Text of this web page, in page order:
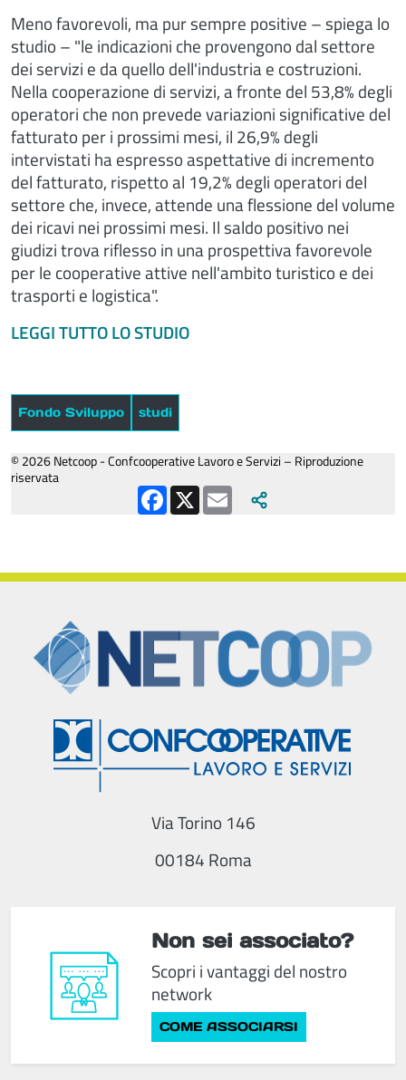
Meno favorevoli, ma pur sempre positive – spiega lo
studio – "le indicazioni che provengono dal settore
dei servizi e da quello dell'industria e costruzioni.
Nella cooperazione di servizi, a fronte del 53,8% degli
operatori che non prevede variazioni significative del
fatturato per i prossimi mesi, il 26,9% degli
intervistati ha espresso aspettative di incremento
del fatturato, rispetto al 19,2% degli operatori del
settore che, invece, attende una flessione del volume
dei ricavi nei prossimi mesi. Il saldo positivo nei
giudizi trova riflesso in una prospettiva favorevole
per le cooperative attive nell'ambito turistico e dei
trasporti e logistica".
LEGGI TUTTO LO STUDIO
Fondo Sviluppo studi
© 2026 Netcoop - Confcooperative Lavoro e Servizi – Riproduzione
riservata
Facebook
X Email
Non sei associato?
Scopri i vantaggi del nostro
network
COME ASSOCIARSI
Via Torino 146
00184 Roma